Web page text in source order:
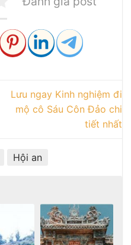
Lưu ngay Kinh nghiệm đi
mộ cô Sáu Côn Đảo chi
tiết nhất
Hội an